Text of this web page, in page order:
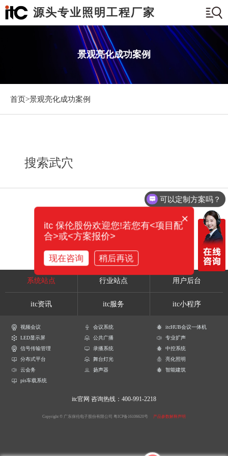
源头专业照明工程厂家
景观亮化成功案例
首页>景观亮化成功案例
搜索武穴
系统站点 行业站点 用户后台
itc资讯 itc服务 itc小程序
视频会议 会议系统
itcHUB会议一体机
LED显示屏
公共广播
专业扩声
信号传输管理
录播系统
中控系统
分布式平台
舞台灯光
亮化照明
云会务
扬声器
智能建筑
pis车载系统
itc官网 咨询热线：400-991-2218
Copyright © 广东保伦电子股份有限公司 粤ICP备16106620号 产品参数解释声明
可以定制方案吗？
×
itc 保伦股份欢迎您!若您有<项目配
合>或<方案报价>
现在咨询 稍后再说